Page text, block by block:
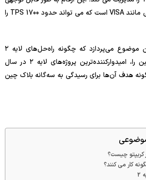
کمتر از سیستم های سنتی مانند VISA است که می تواند حدود 1700 TPS را
این مقاله به بررسی این موضوع می‌پردازد که چگونه راه‌حل‌های لایه ۲
می‌توانند TPS بلاک چین را، امیدوارکننده‌ترین پروژه‌های لایه ۲ در سال
چگونه هدف آن‌ها برای رسیدگی به سه‌گانه بلاک چین